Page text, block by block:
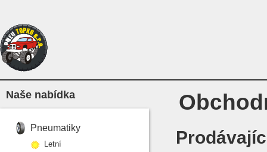
Naše nabídka
Pneumatiky
Letní